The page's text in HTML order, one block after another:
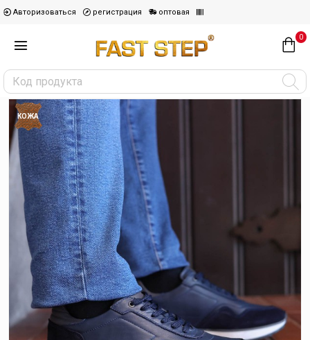
Авторизоваться регистрация оптовая
0
КОЖА